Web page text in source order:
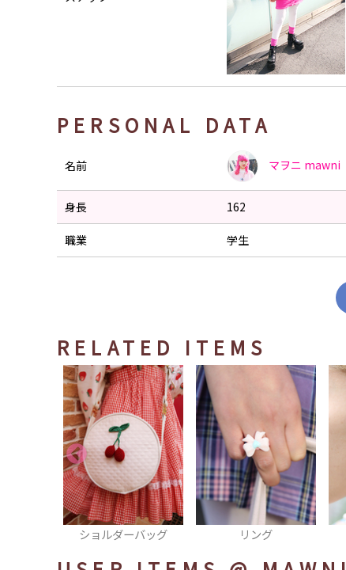
PERSONAL DATA
名前 マヲニ mawni
身長 162
職業 学生
RELATED ITEMS
リング ピアス